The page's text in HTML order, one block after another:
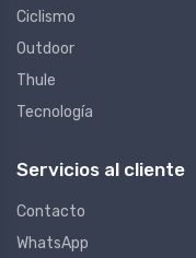
Ciclismo
Outdoor
Thule
Tecnología
Servicios al cliente
Contacto
WhatsApp